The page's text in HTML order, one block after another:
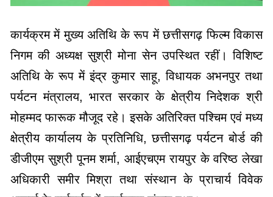
कार्यक्रम में मुख्य अतिथि के रूप में छत्तीसगढ़ फिल्म विकास
निगम की अध्यक्ष सुश्री मोना सेन उपस्थित रहीं। विशिष्ट
अतिथि के रूप में इंद्र कुमार साहू, विधायक अभनपुर तथा
पर्यटन मंत्रालय, भारत सरकार के क्षेत्रीय निदेशक श्री
मोहम्मद फारूक मौजूद रहे। इसके अतिरिक्त पश्चिम एवं मध्य
क्षेत्रीय कार्यालय के प्रतिनिधि, छत्तीसगढ़ पर्यटन बोर्ड की
डीजीएम सुश्री पूनम शर्मा, आईएचएम रायपुर के वरिष्ठ लेखा
अधिकारी समीर मिश्रा तथा संस्थान के प्राचार्य विवेक